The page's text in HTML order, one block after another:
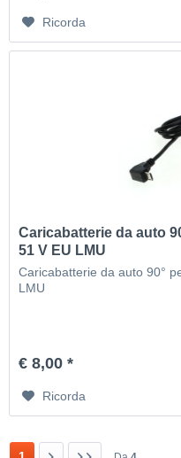
Ricorda
Caricabatterie da auto
51 V EU LMU
Caricabatterie da auto 90°
LMU
€ 8,00 *
Ricorda